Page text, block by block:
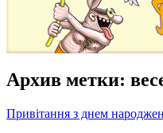
Архив метки:
Привітання з днем